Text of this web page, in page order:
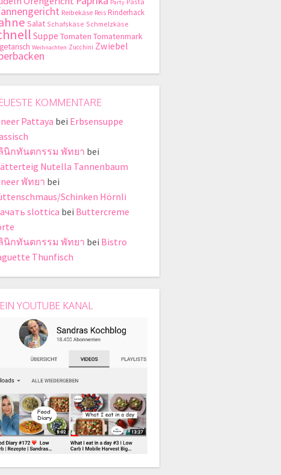
Party
Reibekäse Reis Rinderhack
Salat Schafskäse Schmelzkäse
Suppe Tomaten Tomatenmark
Weihnachten Zucchini Zwiebel
KOMMENTARE
Pattaya bei Erbsensuppe
นิกทันตกรรม พัทยา bei
Nutella Tannenbaum
พัทยา bei
Schinken Hörnli
slottica bei Buttercreme
นิกทันตกรรม พัทยา bei Bistro
Thunfisch
YOUTUBE KANAL